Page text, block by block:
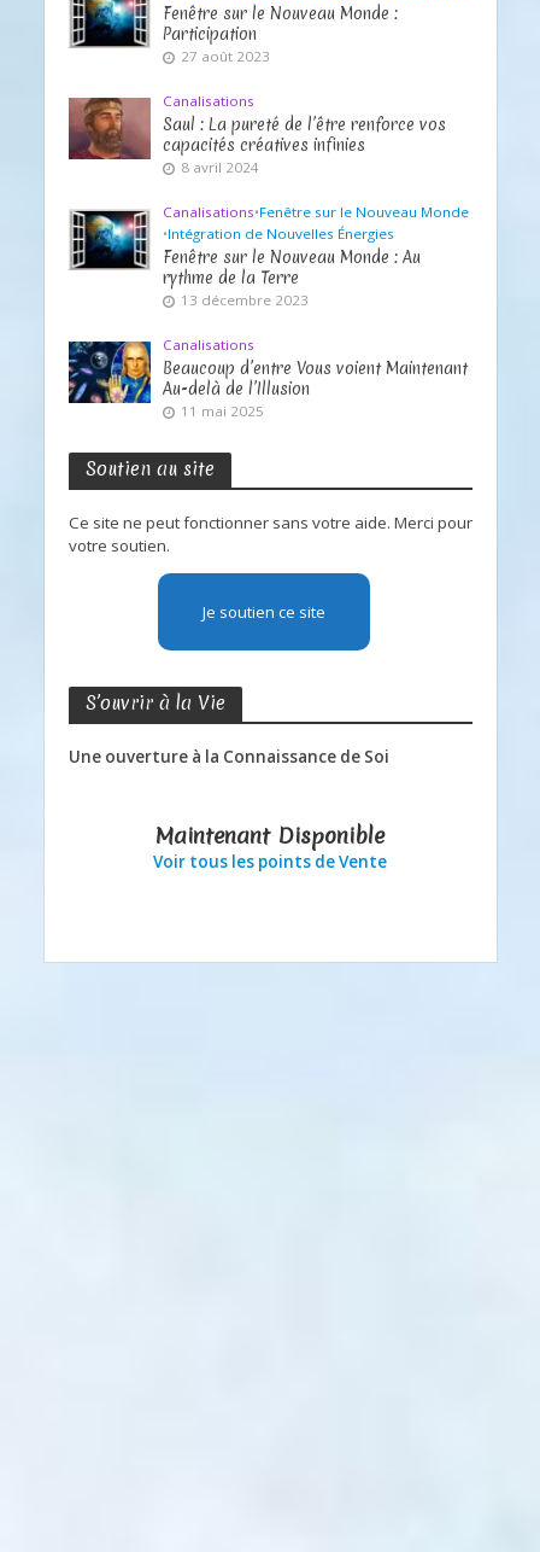
Fenêtre sur le Nouveau Monde :
Participation
27 août 2023
Canalisations
Saul : La pureté de l’être renforce vos
capacités créatives infinies
8 avril 2024
Canalisations•Fenêtre sur le Nouveau Monde
•Intégration de Nouvelles Énergies
Fenêtre sur le Nouveau Monde : Au
rythme de la Terre
13 décembre 2023
Canalisations
Beaucoup d’entre Vous voient Maintenant
Au-delà de l’Illusion
11 mai 2025
Soutien au site
Ce site ne peut fonctionner sans votre aide. Merci pour
votre soutien.
Je soutien ce site
S’ouvrir à la Vie
Une ouverture à la Connaissance de Soi
Maintenant Disponible
Voir tous les points de Vente